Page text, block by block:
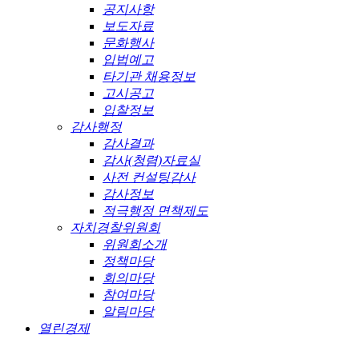
공지사항
보도자료
문화행사
입법예고
타기관 채용정보
고시공고
입찰정보
감사행정
감사결과
감사(청렴)자료실
사전 컨설팅감사
감사정보
적극행정 면책제도
자치경찰위원회
위원회소개
정책마당
회의마당
참여마당
알림마당
열린경제